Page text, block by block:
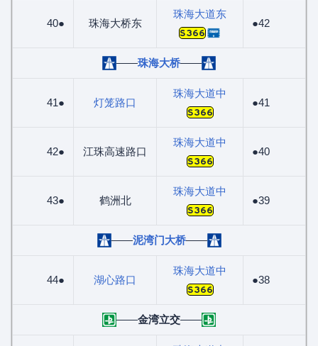
40● 珠海大桥东
珠海大道东
S366
●42
——珠海大桥——
41● 灯笼路口
珠海大道中
S366
●41
42● 江珠高速路口
珠海大道中
S366
●40
43● 鹤洲北
珠海大道中
S366
●39
——泥湾门大桥——
44● 湖心路口
珠海大道中
S366
●38
——金湾立交——